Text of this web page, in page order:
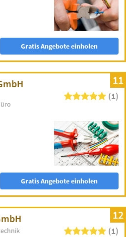
Gratis Angebote einholen
11
(1)
Gratis Angebote einholen
12
(1)